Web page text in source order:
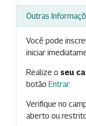
Outras
Você pode
iniciar
Realize o seu
botão Entrar.
Verifique no
aberto ou